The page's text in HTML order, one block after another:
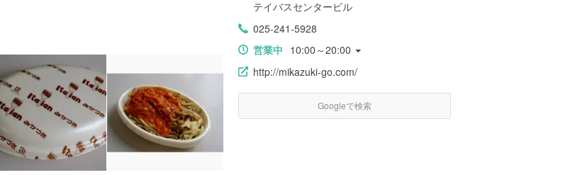
テイバスセンタービル
025-241-5928
営業中 10:00～20:00
http://mikazuki-go.com/
Googleで検索